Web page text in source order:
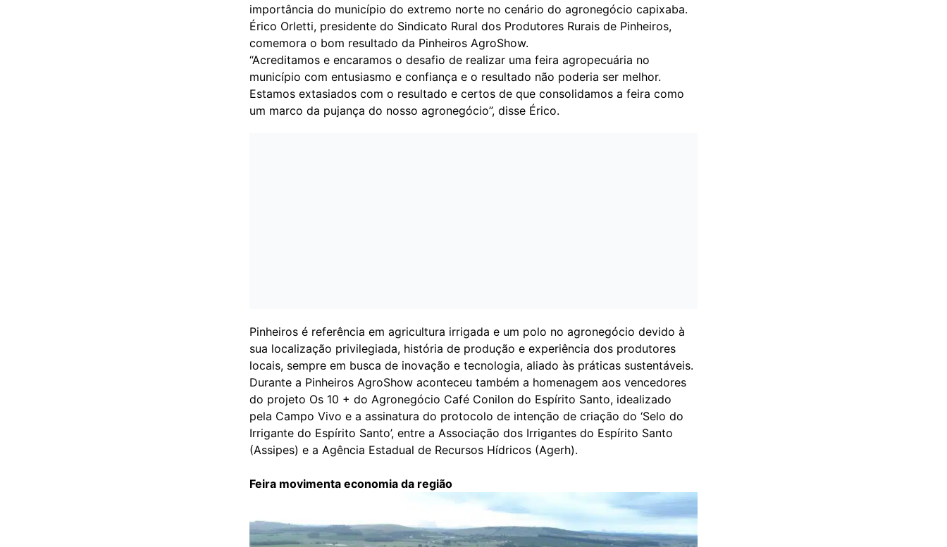
importância do município do extremo norteno cenário do agronegócio capixaba.
Érico Orletti, presidente do Sindicato Rural dos Produtores Rurais de Pinheiros,
comemora o bom resultado da Pinheiros AgroShow.
“Acreditamos e encaramos o desafio de realizar uma feira agropecuária no
município com entusiasmo e confiança e o resultado não poderia ser melhor.
Estamos extasiados com o resultado e certos de que consolidamos a feira como
um marco da pujança do nosso agronegócio”, disse Érico.
Pinheiros é referência em agricultura irrigada e um polo no agronegócio devido à
sua localização privilegiada, história de produção e experiência dos produtores
locais, sempre em busca de inovação e tecnologia, aliado às práticas sustentáveis.
Durante a Pinheiros AgroShow aconteceu também a homenagem aos vencedores
do projeto Os 10 + do Agronegócio Café Conilon do Espírito Santo, idealizado
pela Campo Vivo e a assinatura do protocolo de intenção de criação do ‘Selo do
Irrigante do Espírito Santo’, entre a Associação dos Irrigantes do Espírito Santo
(Assipes) e a Agência Estadual de Recursos Hídricos (Agerh).
Feira movimenta economia da região